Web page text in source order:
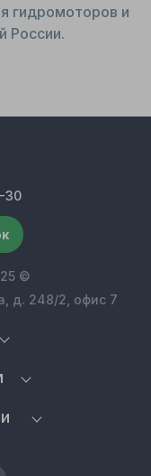
гидромоторов и
России.
30
©
д. 248/2, офис 7